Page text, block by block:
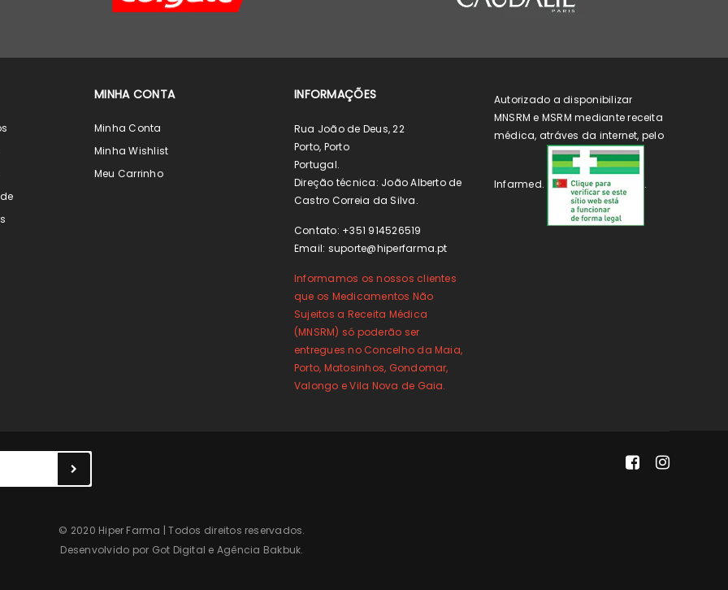
MINHA CONTA
Minha Conta
Minha Wishlist
Meu Carrinho
INFORMAÇÕES
Rua João de Deus, 22
Porto, Porto
Portugal.
Direção técnica: João Alberto de
Castro Correia da Silva.
Contato: +351 914526519
Email: suporte@hiperfarma.pt
Informamos os nossos clientes
que os Medicamentos Não
Sujeitos a Receita Médica
(MNSRM) só poderão ser
entregues no Concelho da Maia,
Porto, Matosinhos, Gondomar,
Valongo e Vila Nova de Gaia.
Autorizado a disponibilizar
MNSRM e MSRM mediante receita
médica, atráves da internet, pelo
Infarmed. .
© 2020 Hiper Farma | Todos direitos reservados.
Desenvolvido por Got Digital e Agência Bakbuk.